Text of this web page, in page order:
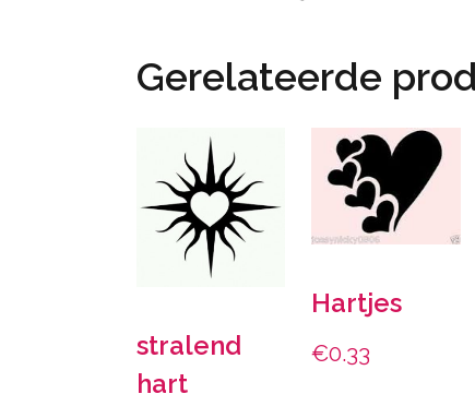
Gerelateerde
stralend
hart
Hartjes
€0.33